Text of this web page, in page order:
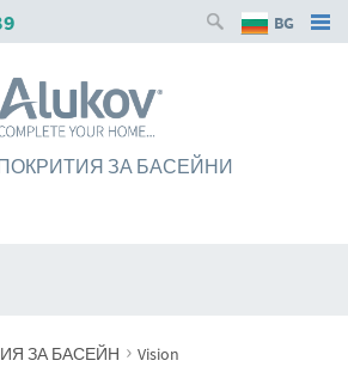
BG
ПОКРИТИЯ ЗА БАСЕЙНИ
ЗА БАСЕЙН › Vision